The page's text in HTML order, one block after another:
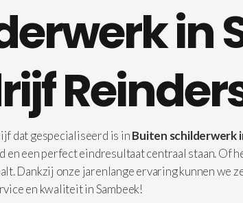
in
dat gespecialiseerd is inBuiten schilderwerk
een perfect eindresultaat centraal staan. Of
Dankzij onze jarenlange ervaring kunnen we
en kwaliteit in Sambeek!